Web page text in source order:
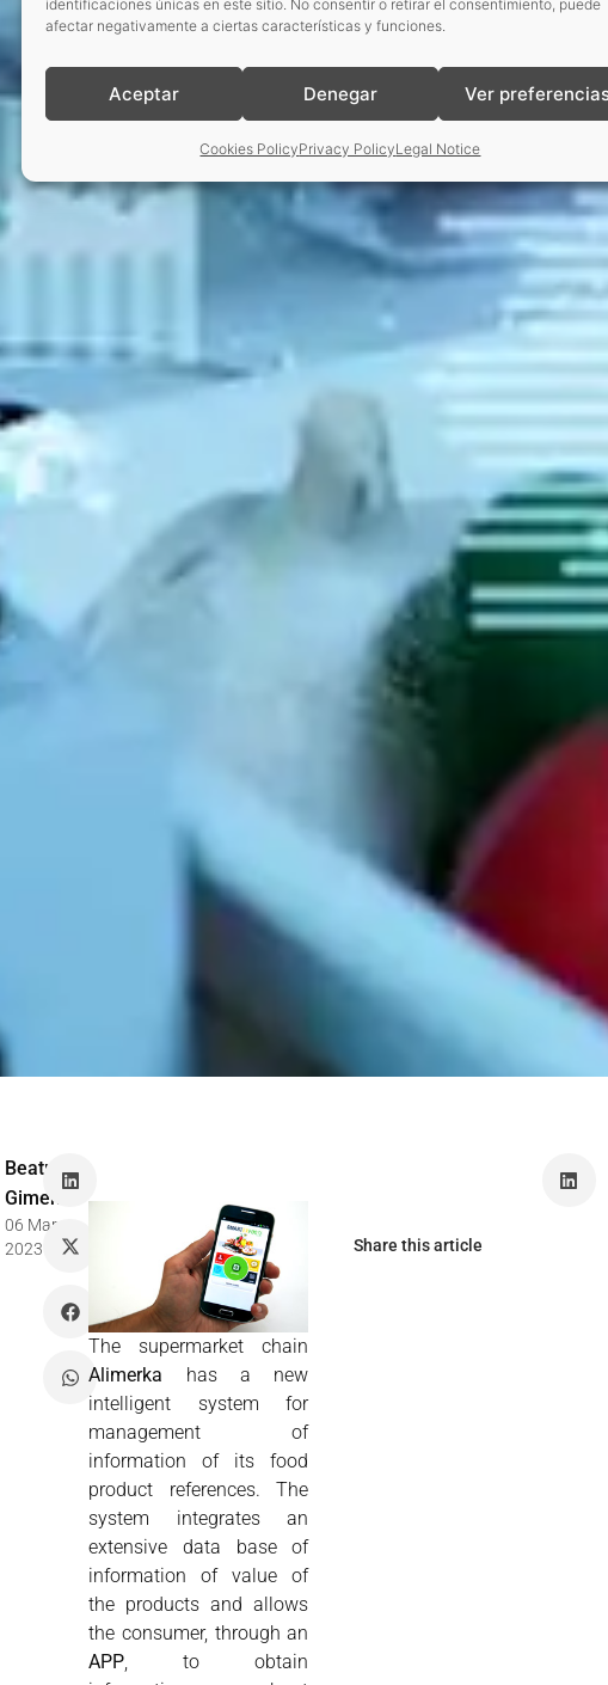
identificaciones únicas en este sitio. No consentir o retirar el consentimiento, puede
afectar negativamente a ciertas características y funciones.
Aceptar Denegar Ver
Cookies PolicyPrivacy PolicyLegal Notice
Beatriz
Gimenez
06 Mar
2023
The supermarket chain
Alimerka has a new
intelligent system for
management of
information of its food
product references. The
system integrates an
extensive data base of
information of value of
the products and allows
the consumer, through an
APP, to obtain
Share this article